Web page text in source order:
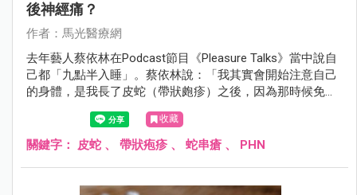
後神經痛？
作者：馬光醫療網
去年藝人蔡依林在Podcast節目《Pleasure Talks》當中說自
己都「九點半入睡」。蔡依林說：「我其實會開始注意自己
的身體，是我長了皮蛇（帶狀皰疹）之後，因為那時候免疫
力下降，之前幾乎每天熬夜，而從那時開始，我就發現自己
的身體不能這樣搞。」
收藏
關鍵字： 皮蛇 、 帶狀疱疹 、 蛇串瘡 、 PHN